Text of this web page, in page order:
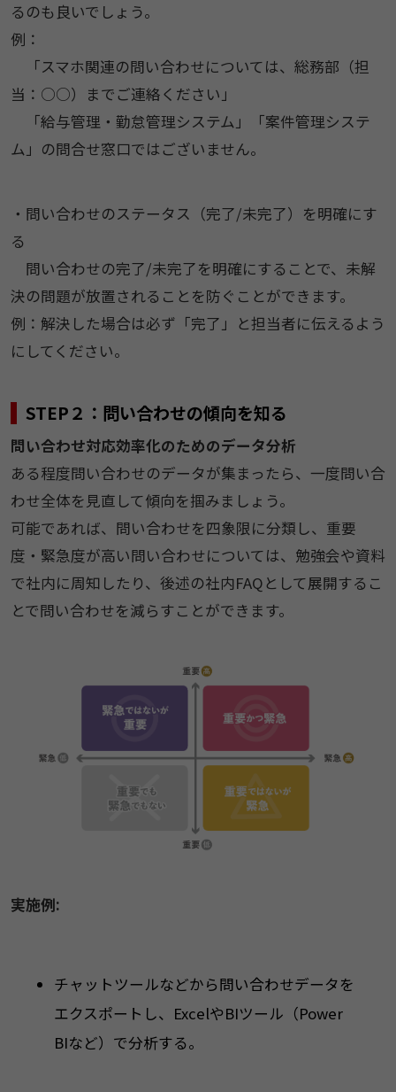
るのも良いでしょう。
例：
「スマホ関連の問い合わせについては、総務部（担
当：○○）までご連絡ください」
「給与管理・勤怠管理システム」「案件管理システ
ム」の問合せ窓口ではございません。
・問い合わせのステータス（完了/未完了）を明確にす
る
問い合わせの完了/未完了を明確にすることで、未解
決の問題が放置されることを防ぐことができます。
例：解決した場合は必ず「完了」と担当者に伝えるよう
にしてください。
STEP２：問い合わせの傾向を知る
問い合わせ対応効率化のためのデータ分析
ある程度問い合わせのデータが集まったら、一度問い合
わせ全体を見直して傾向を掴みましょう。
可能であれば、問い合わせを四象限に分類し、重要
度・緊急度が高い問い合わせについては、勉強会や資料
で社内に周知したり、後述の社内FAQとして展開するこ
とで問い合わせを減らすことができます。
実施例:
チャットツールなどから問い合わせデータを
エクスポートし、ExcelやBIツール（Power
BIなど）で分析する。